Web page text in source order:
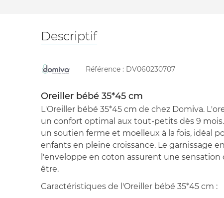
Descriptif
Référence : DV060230707
Oreiller bébé 35*45 cm
L'Oreiller bébé 35*45 cm de chez Domiva.
un confort optimal aux tout-petits dès 9
un soutien ferme et moelleux à la fois, idéal
enfants en pleine croissance. Le garnissage
l'enveloppe en coton assurent une
être.
Caractéristiques de l'Oreiller bébé 35*45 cm :